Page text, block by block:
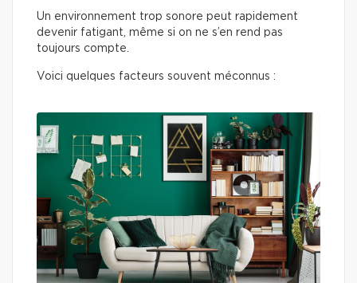
Un environnement trop sonore peut rapidement
devenir fatigant, même si on ne s’en rend pas
toujours compte.
Voici quelques facteurs souvent méconnus :